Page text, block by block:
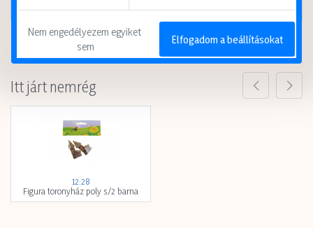
Itt járt nemrég
12:28
Figura toronyház poly s/2 barna
Nem engedélyezem egyiket
sem
Elfogadom a beállításokat